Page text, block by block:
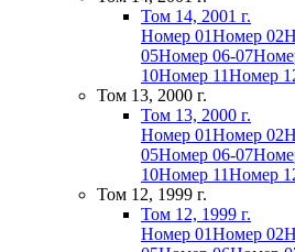
Том 14, 2001 г.
Номер 01Номер 02
05Номер 06-07
10Номер 11Номер
Том 13, 2000 г.
Том 13, 2000 г.
Номер 01Номер 02
05Номер 06-07
10Номер 11Номер
Том 12, 1999 г.
Том 12, 1999 г.
Номер 01Номер 02